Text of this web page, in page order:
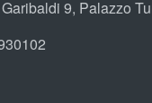
9, Palazzo